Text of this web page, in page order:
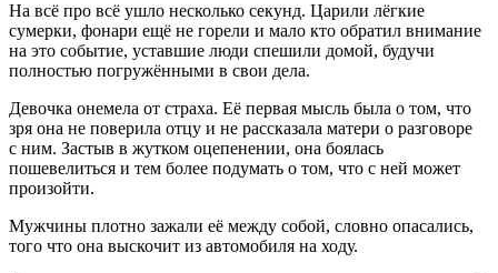
На всё про всё ушло несколько секунд. Царили лёгкие
сумерки, фонари ещё не горели и мало кто обратил внимание
на это событие, уставшие люди спешили домой, будучи
полностью погружёнными в свои дела.
Девочка онемела от страха. Её первая мысль была о том, что
зря она не поверила отцу и не рассказала матери о разговоре
с ним. Застыв в жутком оцепенении, она боялась
пошевелиться и тем более подумать о том, что с ней может
произойти.
Мужчины плотно зажали её между собой, словно опасались,
того что она выскочит из автомобиля на ходу.